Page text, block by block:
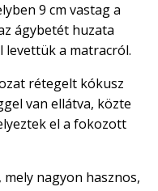
9 cm vastag a
ágybetét huzata
levettük a matracról.
rétegelt kókusz
van ellátva, közte
el a fokozott
nagyon hasznos,